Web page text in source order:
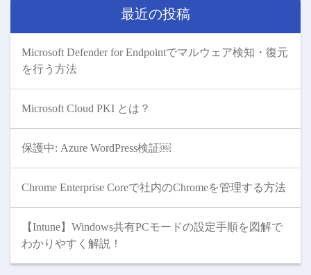
最近の投稿
Microsoft Defender for Endpointでマルウェア検知・復元
を行う方法
Microsoft Cloud PKI とは？
保護中: Azure WordPress検証￼
Chrome Enterprise Coreで社内のChromeを管理する方法
【Intune】Windows共有PCモードの設定手順を図解で
わかりやすく解説！